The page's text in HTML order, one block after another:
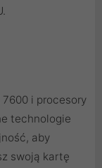
7600 i procesory
technologie
aby
swoją kartę